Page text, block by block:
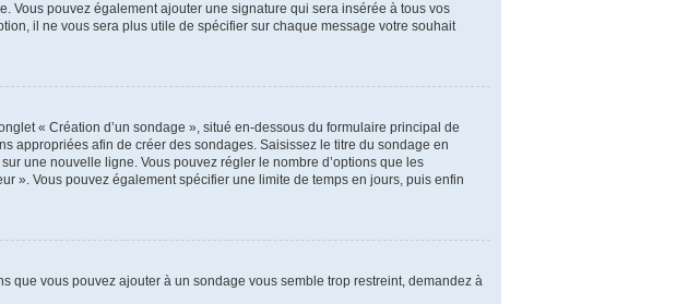
Vous pouvez également ajouter une signature qui sera insérée à tous vos
il ne vous sera plus utile de spécifier sur chaque message votre souhait
« Création d’un sondage », situé en-dessous du formulaire principal de
appropriées afin de créer des sondages. Saisissez le titre du sondage en
une nouvelle ligne. Vous pouvez régler le nombre d’options que les
». Vous pouvez également spécifier une limite de temps en jours, puis enfin
que vous pouvez ajouter à un sondage vous semble trop restreint, demandez à